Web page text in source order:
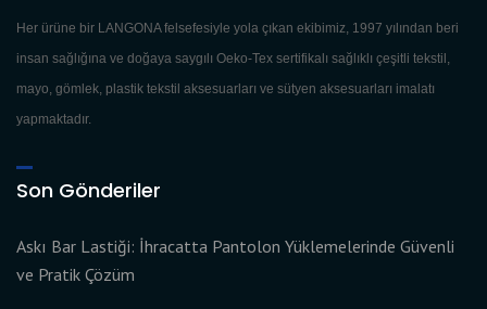
Her ürüne bir LANGONA felsefesiyle yola çıkan ekibimiz, 1997 yılından beri
insan sağlığına ve doğaya saygılı Oeko-Tex sertifikalı sağlıklı çeşitli tekstil,
mayo, gömlek, plastik tekstil aksesuarları ve sütyen aksesuarları imalatı
yapmaktadır.
Son Gönderiler
Askı Bar Lastiği: İhracatta Pantolon Yüklemelerinde Güvenli
ve Pratik Çözüm